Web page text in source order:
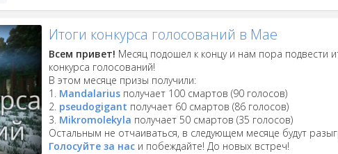
Итоги конкурса голосований в Мае
Всем привет! Месяц подошел к концу и нам пора подвести
конкурса голосований!
В этом месяце призы получили:
1. Mandalarius получает 100 смартов (90 голосов)
2. pseudogigant получает 60 смартов (86 голосов)
3. Mikromolekyla получает 50 смартов (35 голосов)
Остальным не отчаиваться, в следующем месяце будут
Голосуйте за нас и побеждайте! До новых встреч!